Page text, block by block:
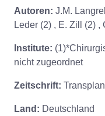
Autoren: J.M.
Leder (2) , E. Zill (2) ,
Institute:
nicht zugeordnet
Zeitschrift:
Land: Deutschland